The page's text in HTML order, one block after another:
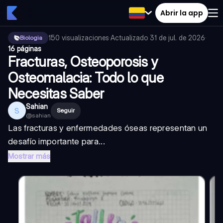
Abrir la app
Biologia 150 visualizaciones·Actualizado 31 de jul. de 2026·
16 páginas
Fracturas, Osteoporosis y
Osteomalacia: Todo lo que
Necesitas Saber
S Sahian
@sahian
Seguir
Las fracturas y enfermedades óseas representan un
desafío importante para...
Mostrar más